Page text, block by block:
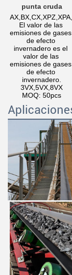
punta cruda
El valor de las
emisiones de gases
de efecto
invernadero es el
valor de las
emisiones de gases
de efecto
invernadero.
3VX,5VX,8VX
MOQ: 50pcs